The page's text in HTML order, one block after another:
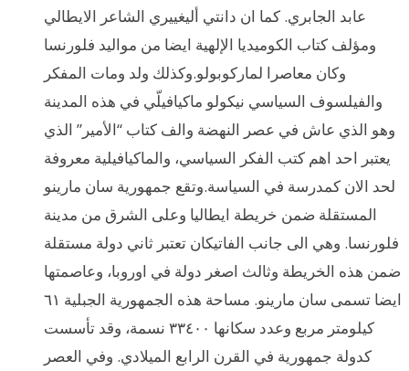
عابد الجابري. كما ان دانتي أليغييري الشاعر الايطالي
ومؤلف كتاب الكوميديا الإلهية ايضا من مواليد فلورنسا
وكان معاصرا لماركوبولو.وكذلك ولد ومات المفكر
والفيلسوف السياسي نيكولو ماكيافيلّي في هذه المدينة
وهو الذي عاش في عصر النهضة والف كتاب “الأمير” الذي
يعتبر احد اهم كتب الفكر السياسي، والماكيافيلية معروفة
لحد الان كمدرسة في السياسة.وتقع جمهورية سان مارينو
المستقلة ضمن خريطة ايطاليا وعلى الشرق من مدينة
فلورنسا. وهي الى جانب الفاتيكان تعتبر ثاني دولة مستقلة
ضمن هذه الخريطة وثالث اصغر دولة في اوروبا، وعاصمتها
ايضا تسمى سان مارينو. مساحة هذه الجمهورية الجبلية ٦١
كيلومتر مربع وعدد سكانها ٣٣٤٠٠ نسمة، وقد تأسست
كدولة جمهورية في القرن الرابع الميلادي. وفي العصر